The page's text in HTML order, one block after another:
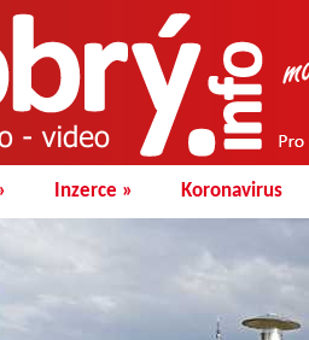
Inzerce » Koronavirus